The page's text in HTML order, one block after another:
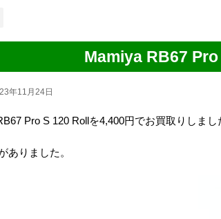
Mamiya RB67
年11月24日
Pro S 120 Rollを4,400円でお買取りしまし
ありました。